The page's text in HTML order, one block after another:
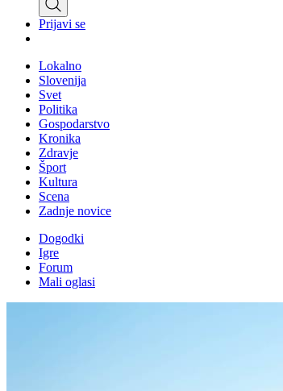
Prijavi se
Lokalno
Slovenija
Svet
Politika
Gospodarstvo
Kronika
Zdravje
Šport
Kultura
Scena
Zadnje novice
Dogodki
Igre
Forum
Mali oglasi